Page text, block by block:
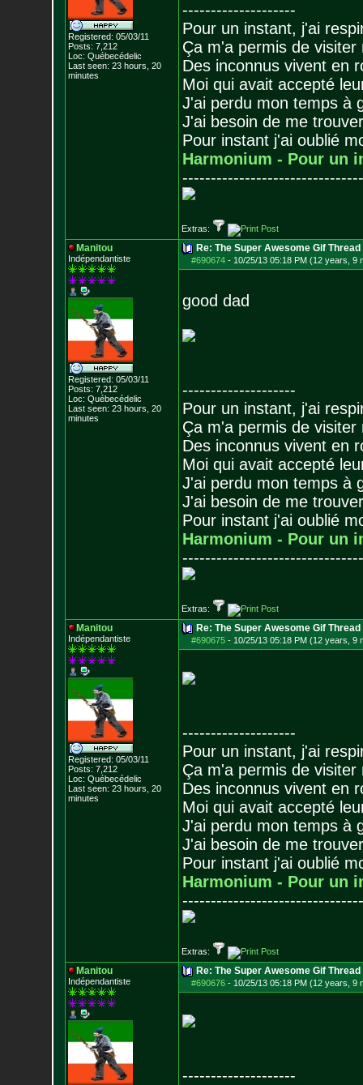
Registered: 05/03/11
Posts: 7,212
Loc: Québecédelic
Last seen: 23 hours, 20
minutes
--------------------
Pour un instant, j'ai
Ça m'a permis de visiter
Des inconnus vivent en
Moi qui avait accepté
J'ai perdu mon temps à
J'ai besoin de me
Pour instant j'ai oublié
Harmonium - Pour un
--------------------------------
Extras:
Manitou
Indépendantiste
Registered: 05/03/11
Posts: 7,212
Loc: Québecédelic
Last seen: 23 hours, 20
minutes
Re: The Super Awesome Gif Thread
#690674- 10/25/13 05:18 PM (12 years, 9
good dad
--------------------
Pour un instant, j'ai
Ça m'a permis de visiter
Des inconnus vivent en
Moi qui avait accepté
J'ai perdu mon temps à
J'ai besoin de me
Pour instant j'ai oublié
Harmonium - Pour un
--------------------------------
Extras:
Manitou
Indépendantiste
Registered: 05/03/11
Posts: 7,212
Loc: Québecédelic
Last seen: 23 hours, 20
minutes
Re: The Super Awesome Gif Thread
#690675- 10/25/13 05:18 PM (12 years, 9
--------------------
Pour un instant, j'ai
Ça m'a permis de visiter
Des inconnus vivent en
Moi qui avait accepté
J'ai perdu mon temps à
J'ai besoin de me
Pour instant j'ai oublié
Harmonium - Pour un
--------------------------------
Extras:
Manitou
Indépendantiste
Re: The Super Awesome Gif Thread
#690676- 10/25/13 05:18 PM (12 years, 9
--------------------